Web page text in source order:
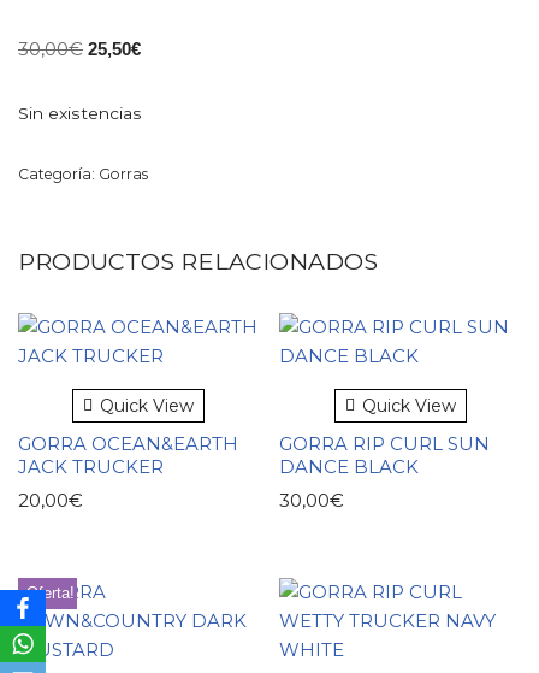
30,00€ 25,50€
Sin existencias
Categoría: Gorras
PRODUCTOS RELACIONADOS
Quick View
GORRA OCEAN&EARTH
JACK TRUCKER
20,00€
Quick View
GORRA RIP CURL SUN
DANCE BLACK
30,00€
¡Oferta!